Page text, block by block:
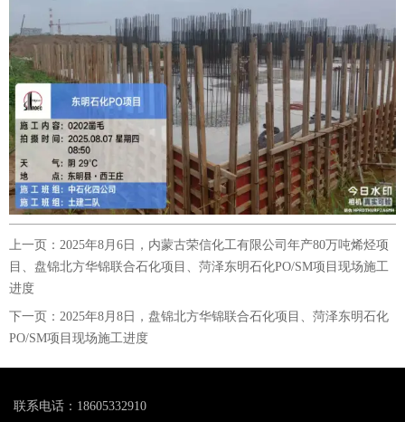
上一页： 2025年8月6日，内蒙古荣信化工有限公司年产80万吨烯烃项
目、盘锦北方华锦联合石化项目、菏泽东明石化PO/SM项目现场施工
进度
下一页： 2025年8月8日，盘锦北方华锦联合石化项目、菏泽东明石化
PO/SM项目现场施工进度
联系电话：18605332910